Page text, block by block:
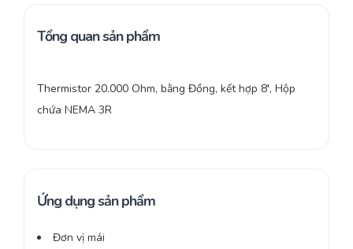
Tổng quan sản phẩm
Thermistor 20.000 Ohm, bằng Đồng, kết hợp 8′, Hộp
chứa NEMA 3R
Ứng dụng sản phẩm
Đơn vị mái